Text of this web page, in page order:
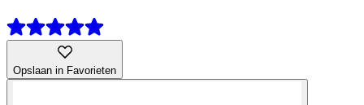
Opslaan in Favorieten